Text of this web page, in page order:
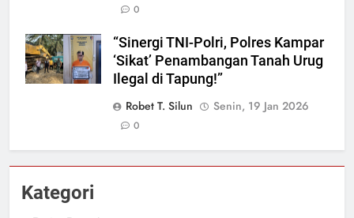
0
“Sinergi TNI-Polri, Polres Kampar
‘Sikat’ Penambangan Tanah Urug
Ilegal di Tapung!”
Robet T. Silun
Senin, 19 Jan 2026
0
Kategori